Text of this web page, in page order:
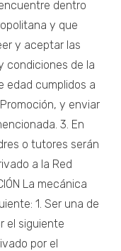
dentro
y que
y aceptar las
condiciones de la
edad cumplidos a
y enviar
3. En
o tutores serán
a la Red
La mecánica
1. Ser una de
el siguiente
por el